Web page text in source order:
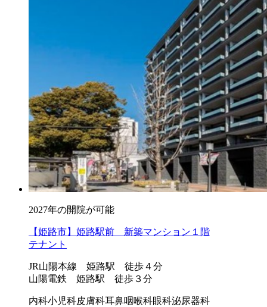
2027年の開院が可能
【姫路市】姫路駅前 新築マンション１階
テナント
JR山陽本線 姫路駅 徒歩４分
山陽電鉄 姫路駅 徒歩３分
内科小児科皮膚科耳鼻咽喉科眼科泌尿器科